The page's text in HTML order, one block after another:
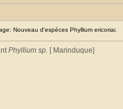
Nouveau d'espèces Phyllium ericoriai.
Phyllium sp. [ Marinduque]